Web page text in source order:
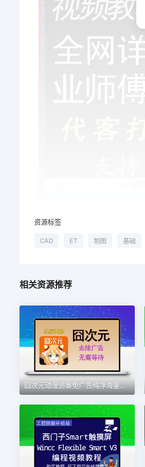
资源标签
CAD ET 制图 基础
相关资源推荐
囧次元动漫追番免广告纯净海量动漫娱乐教程